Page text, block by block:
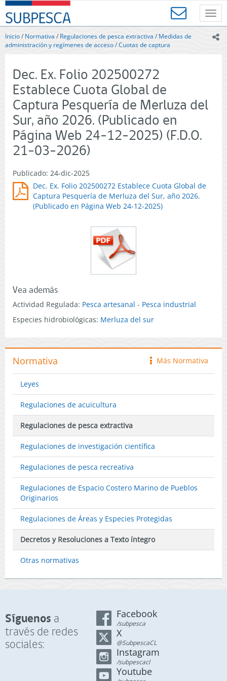
Contenido
principal
SUBPESCA
-
Subsecretaría
de
Acuicultura
Gobierno
de
Chile
Inicio/ Normativa / Regulaciones de pesca extractiva / Medidas de
administración y regímenes de acceso/Cuotas de captura
Dec. Ex. Folio 202500272
Establece Cuota Global de
Captura Pesquería de Merluza del
Sur, año 2026. (Publicado en
Página Web 24-12-2025) (F.D.O.
21-03-2026)
Publicado: 24-dic-2025
Dec. Ex. Folio 202500272 Establece Cuota Global de
Captura Pesquería de Merluza del Sur, año 2026.
(Publicado en Página Web 24-12-2025)
Vea además
Actividad Regulada: Pesca artesanal - Pesca industrial
Especies hidrobiológicas: Merluza del sur
icono
Más Normativa
Normativa
Leyes
Regulaciones de acuicultura
Regulaciones de pesca extractiva
Regulaciones de investigación científica
Regulaciones de pesca recreativa
Regulaciones de Espacio Costero Marino de Pueblos
Originarios
Regulaciones de Áreas y Especies Protegidas
Decretos y Resoluciones a Texto íntegro
Otras normativas
Síguenos a
través de redes
sociales:
Facebook
/subpesca
X
@SubpescaCL
Instagram
/subpescacl
Youtube